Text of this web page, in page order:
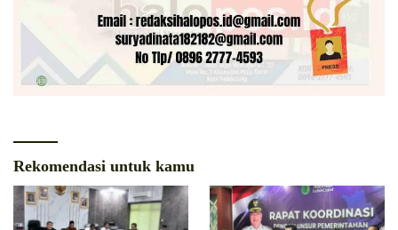
Rekomendasi untuk kamu